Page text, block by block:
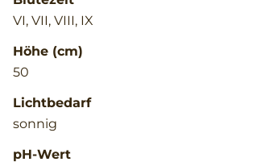
VI, VII, VIII, IX
Höhe (cm)
50
Lichtbedarf
sonnig
pH-Wert